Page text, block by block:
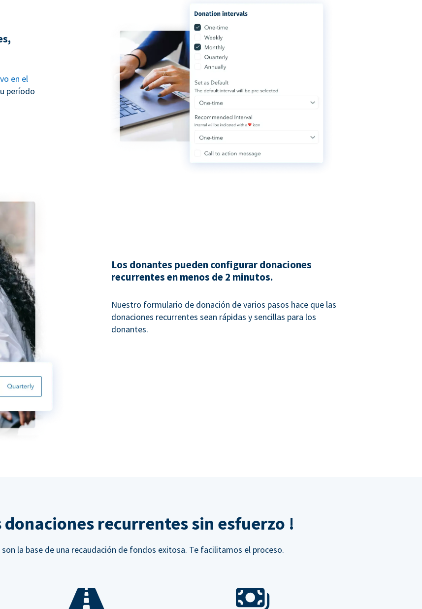
en el
período
Los donantes pueden configurar donaciones
recurrentes en menos de 2 minutos.
Nuestro formulario de donación de varios pasos hace que las
donaciones recurrentes sean rápidas y sencillas para los
donantes.
donaciones recurrentes sin esfuerzo !
la base de una recaudación de fondos exitosa. Te facilitamos el proceso.